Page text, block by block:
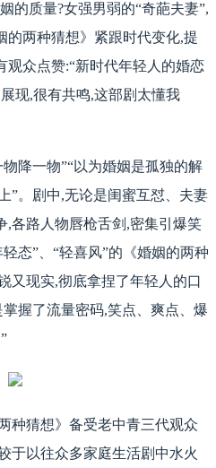
的质量?女强男弱的“奇葩夫妻”,
两种猜想》紧跟时代变化,提
观众点赞:“新时代年轻人的婚恋
现,很有共鸣,这部剧太懂我
降一物”“以为婚姻是孤独的解
”。剧中,无论是闺蜜互怼、夫妻
,各路人物唇枪舌剑,密集引爆笑
态”、“轻喜风”的《婚姻的两种
又现实,彻底拿捏了年轻人的口
握了流量密码,笑点、爽点、爆
种猜想》备受老中青三代观众
于以往众多家庭生活剧中水火